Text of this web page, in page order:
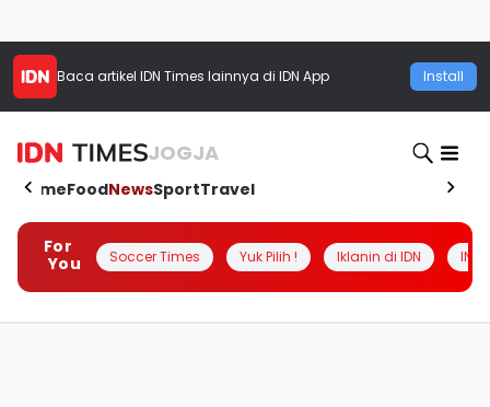
Baca artikel IDN Times lainnya di IDN App Install
JOGJA
HomeFoodNewsSportTravel
For
You
Soccer Times Yuk Pilih ! Iklanin di IDN